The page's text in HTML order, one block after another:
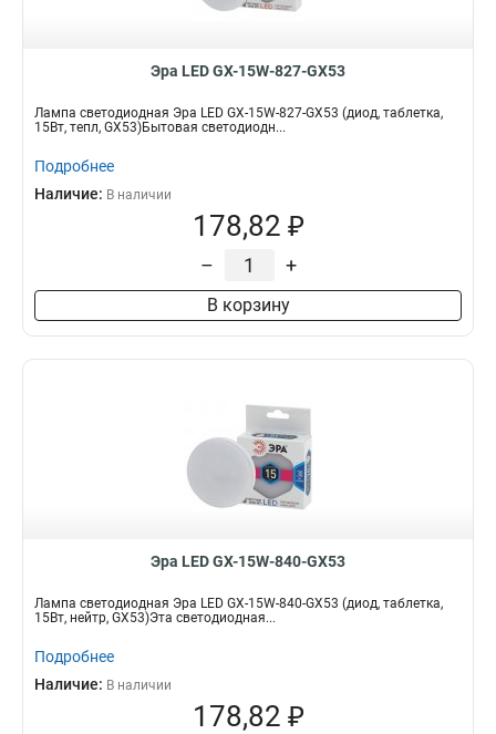
Эра LED GX-15W-827-GX53
Лампа светодиодная Эра LED GX-15W-827-GX53 (диод, таблетка,
15Вт, тепл, GX53)Бытовая светодиодн...
Подробнее
Наличие: В наличии
178,82 ₽
– +
В корзину
Эра LED GX-15W-840-GX53
Лампа светодиодная Эра LED GX-15W-840-GX53 (диод, таблетка,
15Вт, нейтр, GX53)Эта светодиодная...
Подробнее
Наличие: В наличии
178,82 ₽